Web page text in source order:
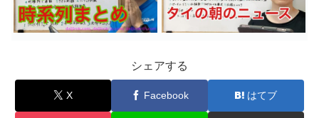
シェアする
X Facebook はてブ